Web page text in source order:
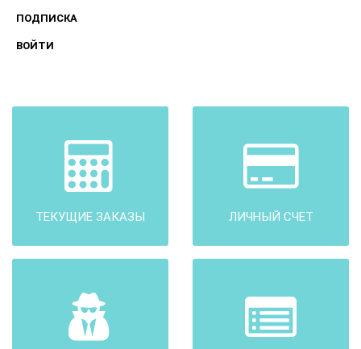
ПОДПИСКА
ВОЙТИ
ТЕКУЩИЕ ЗАКАЗЫ ЛИЧНЫЙ СЧЕТ